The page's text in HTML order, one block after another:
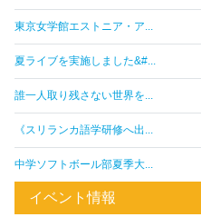
東京女学館エストニア・ア...
夏ライブを実施しました&#...
誰一人取り残さない世界を...
《スリランカ語学研修へ出...
中学ソフトボール部夏季大...
イベント情報